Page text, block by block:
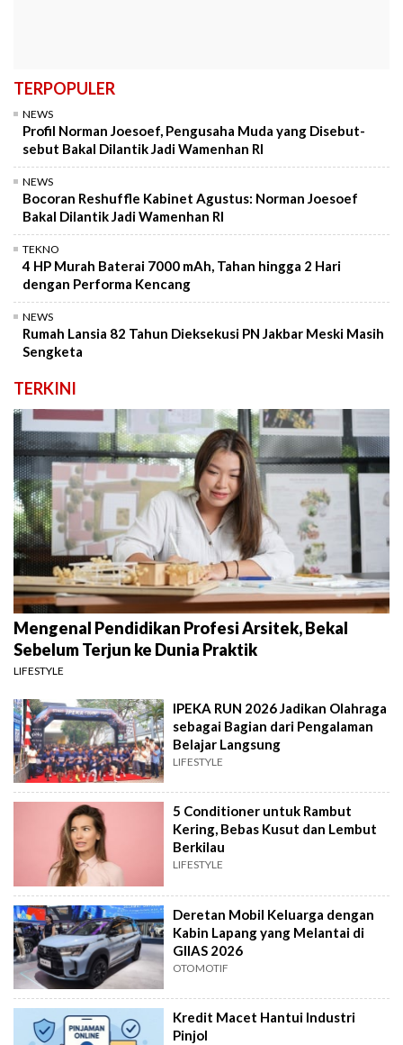
TERPOPULER
NEWS
Profil Norman Joesoef, Pengusaha Muda yang Disebut-
sebut Bakal Dilantik Jadi Wamenhan RI
NEWS
Bocoran Reshuffle Kabinet Agustus: Norman Joesoef
Bakal Dilantik Jadi Wamenhan RI
TEKNO
4 HP Murah Baterai 7000 mAh, Tahan hingga 2 Hari
dengan Performa Kencang
NEWS
Rumah Lansia 82 Tahun Dieksekusi PN Jakbar Meski Masih
Sengketa
TERKINI
Mengenal Pendidikan Profesi Arsitek, Bekal
Sebelum Terjun ke Dunia Praktik
LIFESTYLE
IPEKA RUN 2026 Jadikan Olahraga
sebagai Bagian dari Pengalaman
Belajar Langsung
LIFESTYLE
5 Conditioner untuk Rambut
Kering, Bebas Kusut dan Lembut
Berkilau
LIFESTYLE
Deretan Mobil Keluarga dengan
Kabin Lapang yang Melantai di
GIIAS 2026
OTOMOTIF
Kredit Macet Hantui Industri
Pinjol